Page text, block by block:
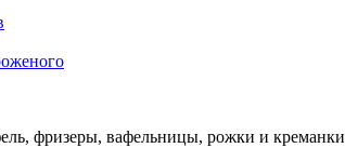
фризеры, вафельницы, рожки и креманки